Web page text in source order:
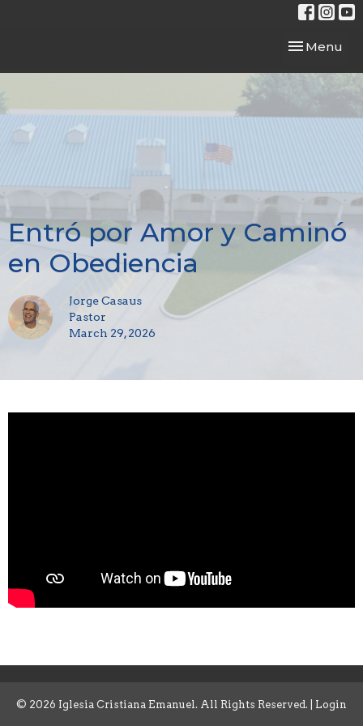
Toggle
Menu
Entró por Amor y Caminó
en Obediencia
Jorge Casaus
Pastor
March 29, 2026
© 2026 Iglesia Cristiana Emanuel. All Rights Reserved. | Login